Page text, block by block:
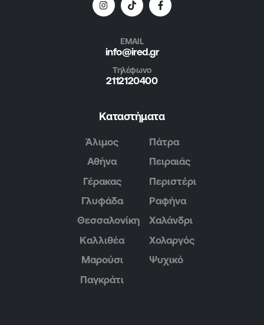
EMAIL
info@ired.gr
Τηλέφωνο
2112120400
Καταστήματα
Άλιμος
Αθήνα
Γέρακας
Γλυφάδα
Θεσσαλονίκη
Καλλιθέα
Μαρούσι
Παγκράτι
Πάτρα
Πειραιάς
Περιστέρι
Ραφήνα
Χαλάνδρι
Χολαργός
Ψυχικό